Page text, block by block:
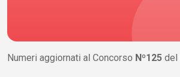
Numeri aggiornati al Concorso Nº125 del